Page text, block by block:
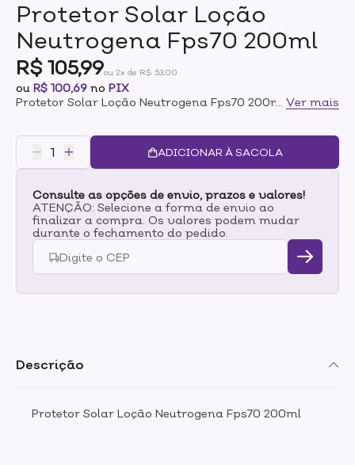
Protetor Solar Loção
Neutrogena Fps70 200ml
R$ 105,99ou 2x de R$ 53,00
ou R$ 100,69 no PIX
Protetor Solar Loção Neutrogena Fps70 200ml Ver mais
ADICIONAR À SACOLA
Consulte as opções de envio, prazos e valores!
ATENÇÃO: Selecione a forma de envio ao
finalizar a compra. Os valores podem mudar
durante o fechamento do pedido.
Descrição
Protetor Solar Loção Neutrogena Fps70 200ml